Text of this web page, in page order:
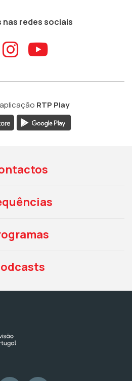
nas redes sociais
ao
Aceder ao
Aceder
RTP Play